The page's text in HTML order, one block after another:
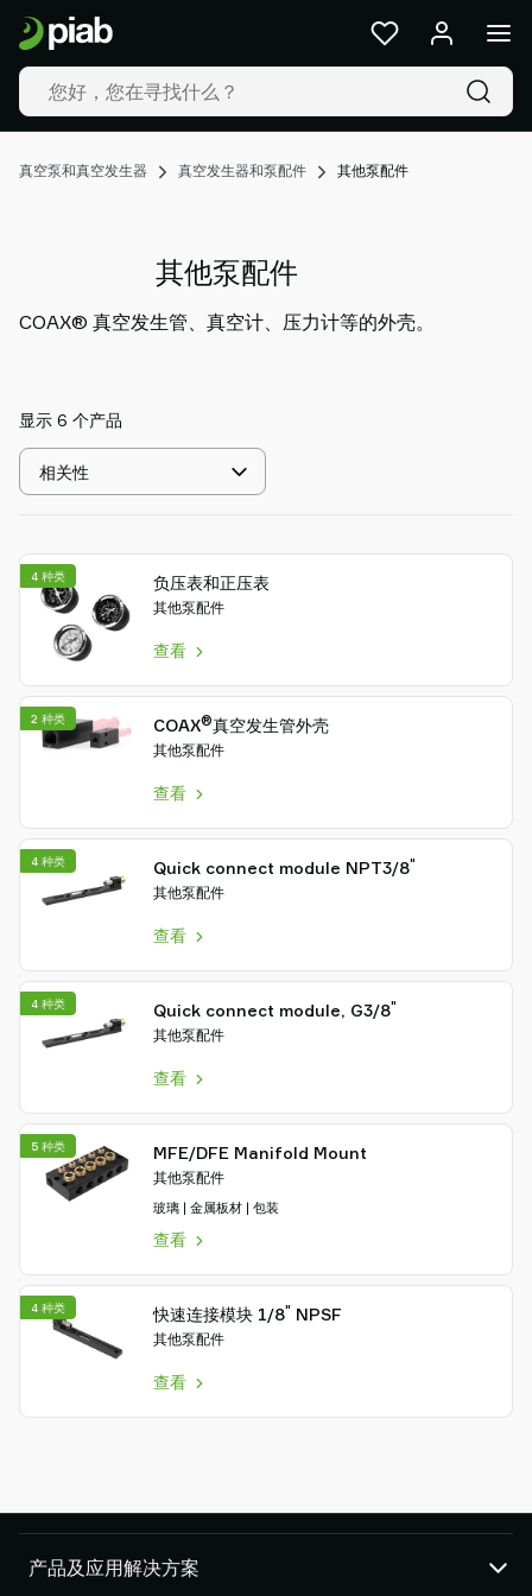
真空泵和真空发生器 真空发生器和泵配件 其他泵配件
其他泵配件
COAX® 真空发生管、真空计、压力计等的外壳。
显示 6 个产品
选
择
方
负压表和正压表
其他泵配件
查看
4 种类
COAX®真空发生管外壳
其他泵配件
查看
2 种类
Quick connect module NPT3/8"
其他泵配件
查看
4 种类
Quick connect module, G3/8"
其他泵配件
查看
4 种类
MFE/DFE Manifold Mount
其他泵配件
玻璃 | 金属板材 | 包装
查看
5 种类
快速连接模块 1/8" NPSF
其他泵配件
查看
4 种类
产品及应用解决方案
产
品
及
解
决
案
的
资
关
Piab
Group
联
系
我
们
支
找
合
Old
shop